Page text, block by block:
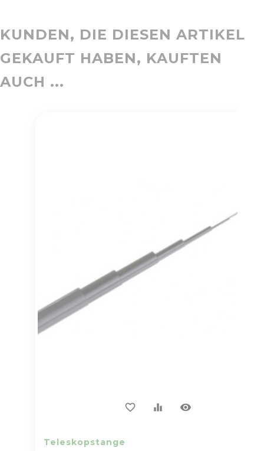
KUNDEN, DIE DIESEN ARTIKEL
GEKAUFT HABEN, KAUFTEN
AUCH ...
favorite_border equalizer visibility
Teleskopstange